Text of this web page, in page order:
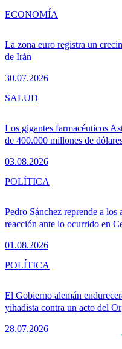
La zona euro registra un
de Irán
30.07.2026
ECONOMÍA
Los gigantes farmacéuticos
de 400.000 millones de
03.08.2026
SALUD
Pedro Sánchez reprende a
reacción ante lo ocurrido en
01.08.2026
POLÍTICA
El Gobierno alemán
yihadista contra un acto del
28.07.2026
POLÍTICA